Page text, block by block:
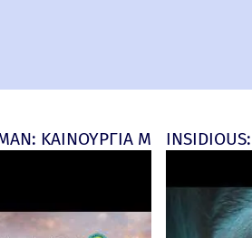
ΚΑΙΝΟΥΡΓΙΑ ΜΕΡΑ